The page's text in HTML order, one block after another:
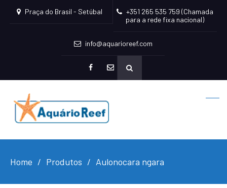
Praça do Brasil - Setúbal
+351 265 535 759 (Chamada
para a rede fixa nacional)
info@aquarioreef.com
mailto
Home Produtos Aulonocara ngara